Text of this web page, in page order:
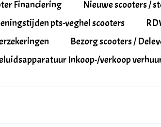
Financiering Nieuwe scooters /
pts-veghel scooters
Bezorg scooters /
Inkoop-/verkoop